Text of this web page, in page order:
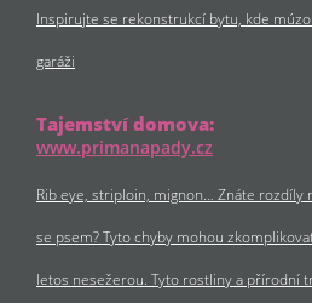
Inspirujte se rekonstrukcí bytu, kde
garáži
Tajemství domova:
www.primanapady.cz
Rib eye, striploin, mignon… Znáte rozdíly
se psem? Tyto chyby mohou
letos nesežerou. Tyto rostliny a přírodní